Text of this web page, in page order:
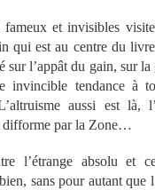
fameux et invisibles
qui est au centre du
sur l’appât du gain, sur
invincible tendance à
aussi est là,
difforme par la Zone…
l’étrange absolu et
sans pour autant que